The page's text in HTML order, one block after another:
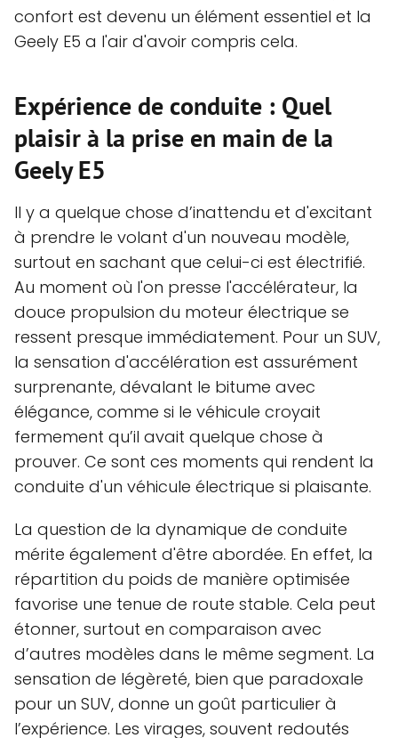
confort est devenu un élément essentiel et la
Geely E5 a l'air d'avoir compris cela.
Expérience de conduite : Quel
plaisir à la prise en main de la
Geely E5
Il y a quelque chose d’inattendu et d'excitant
à prendre le volant d'un nouveau modèle,
surtout en sachant que celui-ci est électrifié.
Au moment où l'on presse l'accélérateur, la
douce propulsion du moteur électrique se
ressent presque immédiatement. Pour un SUV,
la sensation d'accélération est assurément
surprenante, dévalant le bitume avec
élégance, comme si le véhicule croyait
fermement qu’il avait quelque chose à
prouver. Ce sont ces moments qui rendent la
conduite d'un véhicule électrique si plaisante.
La question de la dynamique de conduite
mérite également d'être abordée. En effet, la
répartition du poids de manière optimisée
favorise une tenue de route stable. Cela peut
étonner, surtout en comparaison avec
d’autres modèles dans le même segment. La
sensation de légèreté, bien que paradoxale
pour un SUV, donne un goût particulier à
l’expérience. Les virages, souvent redoutés